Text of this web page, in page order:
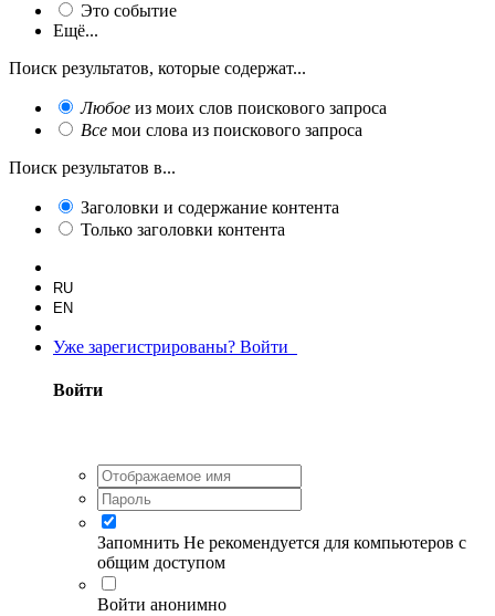
Это событие
Ещё...
Поиск результатов, которые содержат...
Любое из моих слов поискового запроса
Все мои слова из поискового запроса
Поиск результатов в...
Заголовки и содержание контента
Только заголовки контента
RU
EN
Уже зарегистрированы? Войти
Войти
Запомнить Не рекомендуется для компьютеров с
общим доступом
Войти анонимно